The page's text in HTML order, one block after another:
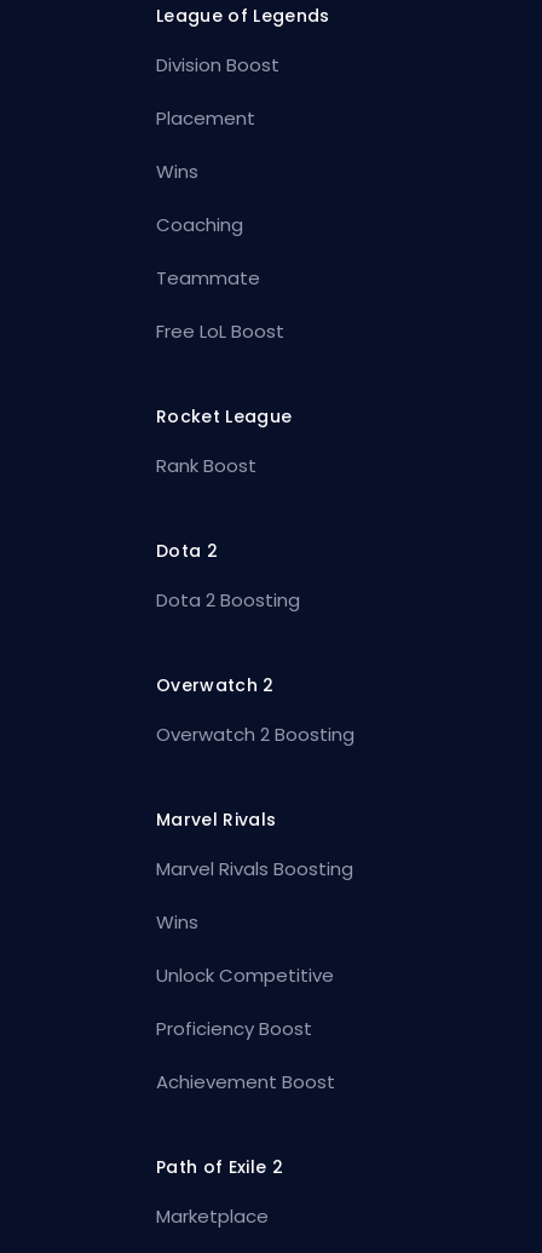
League of Legends
Division Boost
Placement
Wins
Coaching
Teammate
Free LoL Boost
Rocket League
Rank Boost
Dota 2
Dota 2 Boosting
Overwatch 2
Overwatch 2 Boosting
Marvel Rivals
Marvel Rivals Boosting
Wins
Unlock Competitive
Proficiency Boost
Achievement Boost
Path of Exile 2
Marketplace